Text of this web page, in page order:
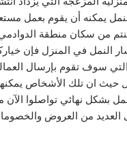
يمكنه أن يقوم بعمل
من سكان منطقة
النمل في المنزل فإن
سوف تقوم بإرسال
حيث ان تلك الأشخاص
بشكل نهائي تواصلوا
من العروض